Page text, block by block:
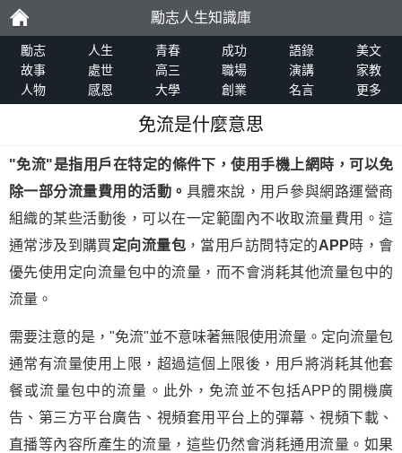
勵
志
勵志人生知識庫
勵志 人生 青春 成功 語錄
美文
故事
處世 高三 職場 演講
家教
人物
感恩 大學 創業 名言 更多
免流是什麼意思
"免流"是指用戶在特定的條件下，使用手機上網時，可以免
除一部分流量費用的活動。 具體來說，用戶參與網路運營商
組織的某些活動後，可以在一定範圍內不收取流量費用。這
通常涉及到購買定向流量包 ，當用戶訪問特定的APP時，會
優先使用定向流量包中的流量，而不會消耗其他流量包中的
流量。
需要注意的是，"免流"並不意味著無限使用流量。定向流量包
通常有流量使用上限，超過這個上限後，用戶將消耗其他套
餐或流量包中的流量。此外，免流並不包括APP的開機廣
告、第三方平台廣告、視頻套用平台上的彈幕、視頻下載、
直播等內容所產生的流量，這些仍然會消耗通用流量。如果